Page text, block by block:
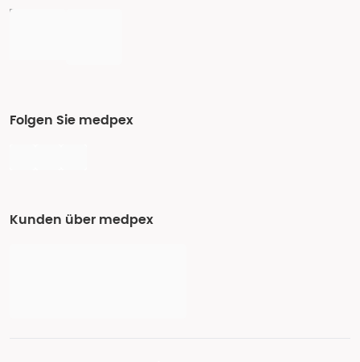
Folgen Sie medpex
Kunden über medpex